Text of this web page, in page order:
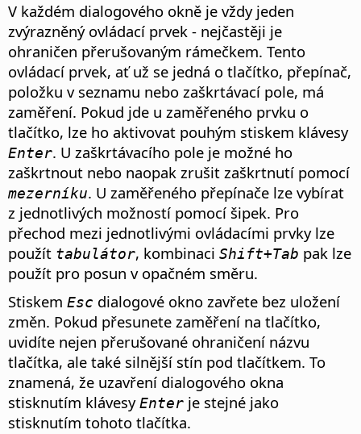
V každém dialogového okně je vždy jeden
zvýrazněný ovládací prvek - nejčastěji je
ohraničen přerušovaným rámečkem. Tento
ovládací prvek, ať už se jedná o tlačítko, přepínač,
položku v seznamu nebo zaškrtávací pole, má
zaměření. Pokud jde u zaměřeného prvku o
tlačítko, lze ho aktivovat pouhým stiskem klávesy
Enter. U zaškrtávacího pole je možné ho
zaškrtnout nebo naopak zrušit zaškrtnutí pomocí
mezerníku. U zaměřeného přepínače lze vybírat
z jednotlivých možností pomocí šipek. Pro
přechod mezi jednotlivými ovládacími prvky lze
použít tabulátor, kombinaci Shift+Tab pak lze
použít pro posun v opačném směru.
Stiskem Esc dialogové okno zavřete bez uložení
změn. Pokud přesunete zaměření na tlačítko,
uvidíte nejen přerušované ohraničení názvu
tlačítka, ale také silnější stín pod tlačítkem. To
znamená, že uzavření dialogového okna
stisknutím klávesyEnter je stejné jako
stisknutím tohoto tlačítka.